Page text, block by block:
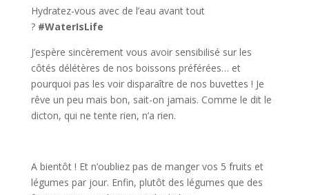
Hydratez-vous avec de l’eau avant tout
? #WaterIsLife
J’espère sincèrement vous avoir sensibilisé sur les
côtés délétères de nos boissons préférées… et
pourquoi pas les voir disparaître de nos buvettes ! Je
rêve un peu mais bon, sait-on jamais. Comme le dit le
dicton, qui ne tente rien, n’a rien.
A bientôt ! Et n’oubliez pas de manger vos 5 fruits et
légumes par jour. Enfin, plutôt des légumes que des